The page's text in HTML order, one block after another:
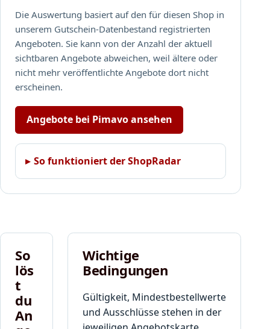
Die Auswertung basiert auf den für diesen Shop in
unserem Gutschein-Datenbestand registrierten
Angeboten. Sie kann von der Anzahl der aktuell
sichtbaren Angebote abweichen, weil ältere oder
nicht mehr veröffentlichte Angebote dort nicht
erscheinen.
Angebote bei Pimavo ansehen
So funktioniert der ShopRadar
So
lös
t
du
An
Wichtige
Bedingungen
Gültigkeit, Mindestbestellwerte
und Ausschlüsse stehen in der